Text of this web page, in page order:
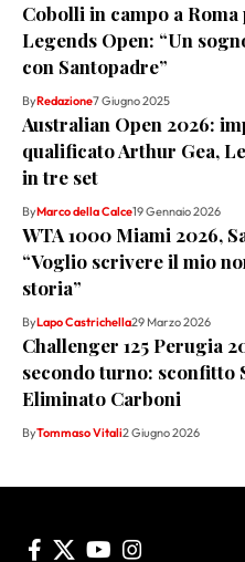
Cobolli in campo a Roma
Legends Open: “Un
con Santopadre”
ByRedazione7 Giugno 2025
Australian Open 2026:
qualificato Arthur Gea,
in tre set
ByMarco della Calce19 Gennaio 2026
WTA 1000 Miami 2026,
“Voglio scrivere il mio
storia”
ByLapo Castrichella29 Marzo 2026
Challenger 125 Perugia
secondo turno: sconfitto
Eliminato Carboni
ByTommaso Vitali2 Giugno 2026